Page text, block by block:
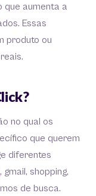
que aumenta a
Essas
produto ou
no qual os
que querem
diferentes
, gmail, shopping,
de busca.